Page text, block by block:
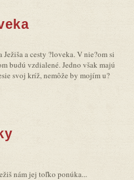
a cesty ?loveka. V nie?om si
budú vzdialené. Jedno však majú
svoj kríž, nemôže by mojím u?
nám jej toľko ponúka...